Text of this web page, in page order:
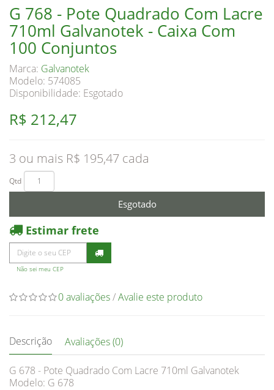
G 768 - Pote Quadrado Com Lacre
710ml Galvanotek - Caixa Com
100 Conjuntos
Marca: Galvanotek
Modelo: 574085
Disponibilidade: Esgotado
R$ 212,47
3 ou mais R$ 195,47
Qtd
Esgotado
Estimar frete
Não sei meu CEP
0 avaliações/Avalie este produto
Descrição Avaliações (0)
G 678 - Pote Quadrado Com Lacre 710ml Galvanotek
Modelo: G 678